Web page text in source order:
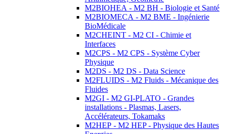
M2BIOHEA - M2 BH - Biologie et Santé
M2BIOMECA - M2 BME - Ingénierie
BioMédicale
M2CHEINT - M2 CI - Chimie et
Interfaces
M2CPS - M2 CPS - Système Cyber
Physique
M2DS - M2 DS - Data Science
M2FLUIDS - M2 Fluids - Mécanique des
Fluides
M2GI - M2 GI-PLATO - Grandes
installations - Plasmas, Lasers,
Accélérateurs, Tokamaks
M2HEP - M2 HEP - Physique des Hautes